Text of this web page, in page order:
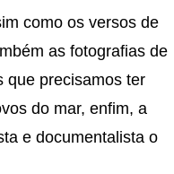
como os versos de
as fotografias de
que precisamos ter
do mar, enfim, a
e documentalista o